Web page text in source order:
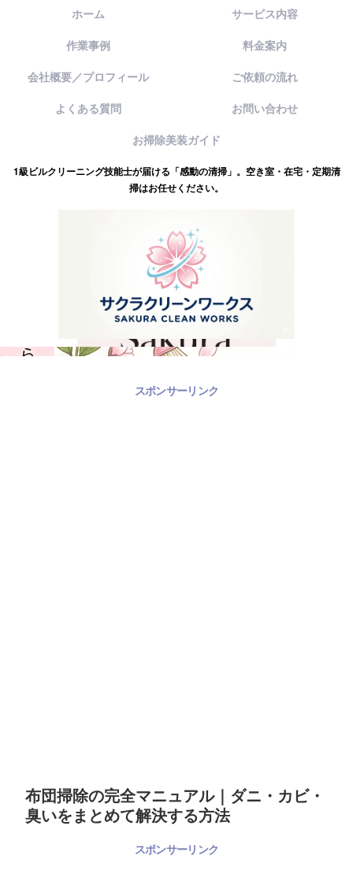
1級ビルクリーニング技能士が届ける「感動の清掃」。空き室・在宅・定期清
掃はお任せください。
ホーム サービス内容
作業事例 料金案内
会社概要／プロフィール ご依頼の流れ
よくある質問 お問い合わせ
お掃除美装ガイド
スポンサーリンク
布団掃除の完全マニュアル｜ダニ・カビ・
臭いをまとめて解決する方法
スポンサーリンク